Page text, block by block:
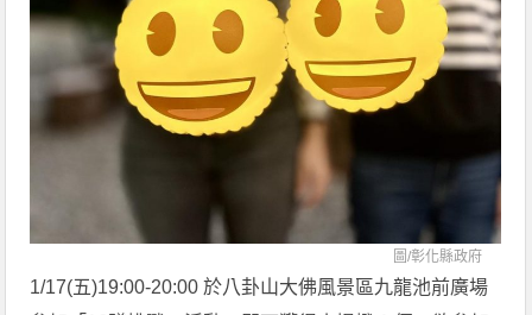
圖/彰化縣政府
1/17(五)19:00-20:00 於八卦山大佛風景區九龍池前廣場